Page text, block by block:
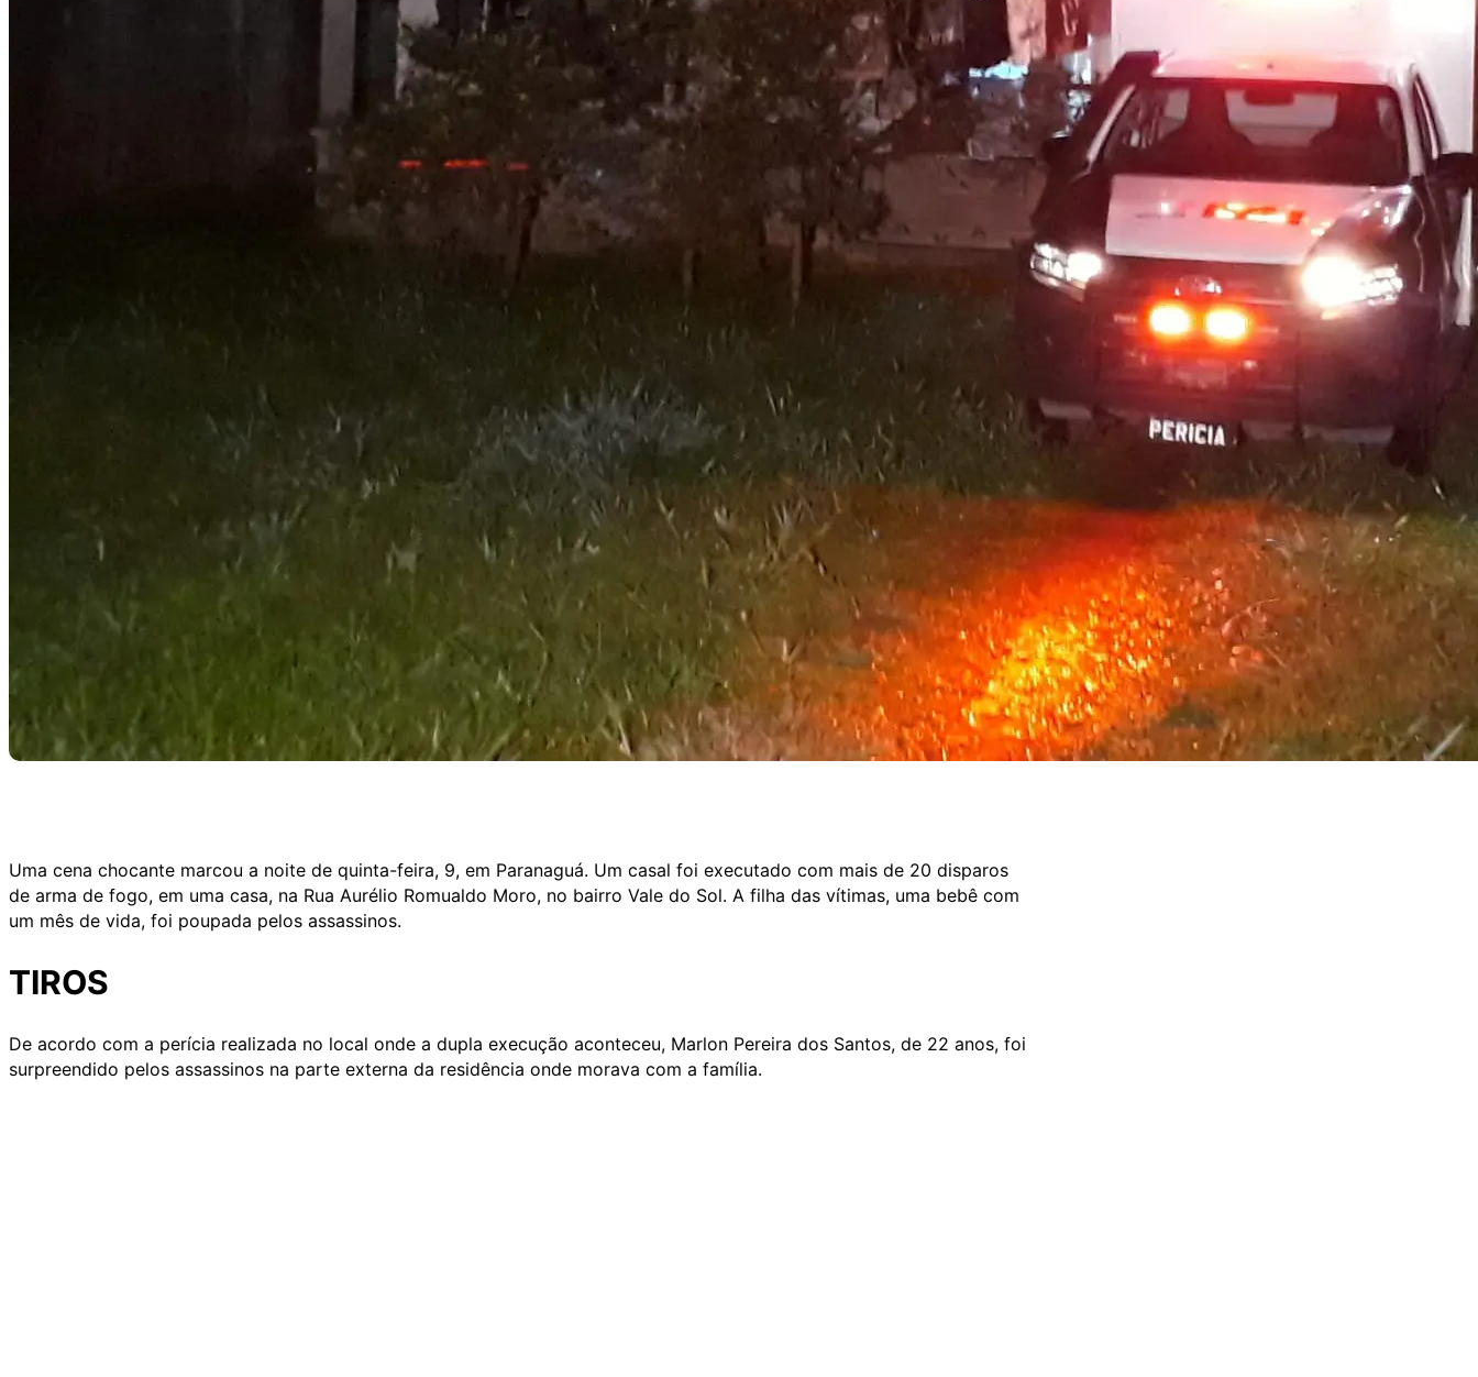
Uma cena chocante marcou a noite de quinta-feira, 9, em Paranaguá. Um casal foi executado com mais de 20 disparos
de arma de fogo, em uma casa, na Rua Aurélio Romualdo Moro, no bairro Vale do Sol. A filha das vítimas, uma bebê com
um mês de vida, foi poupada pelos assassinos.
TIROS
De acordo com a perícia realizada no local onde a dupla execução aconteceu, Marlon Pereira dos Santos, de 22 anos, foi
surpreendido pelos assassinos na parte externa da residência onde morava com a família.